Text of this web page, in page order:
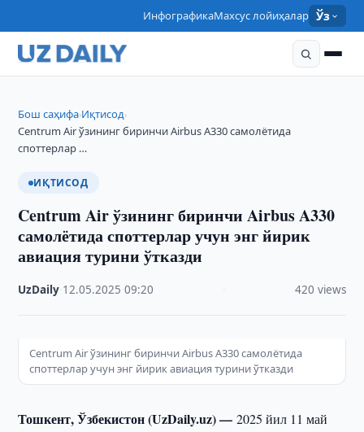
ИнфографикаМахсус лойиҳалар Ўз
Бош саҳифа›Иқтисод›
Centrum Air ўзининг биринчи Airbus A330 самолётида
споттерлар …
ИҚТИСОД
Centrum Air ўзининг биринчи Airbus A330
самолётида споттерлар учун энг йирик
авиация турини ўтказди
UzDaily 12.05.2025 ·09:20 420 views
Centrum Air ўзининг биринчи Airbus A330 самолётида
споттерлар учун энг йирик авиация турини ўтказди
Тошкент, Ўзбекистон (UzDaily.uz) —2025 йил 11 май